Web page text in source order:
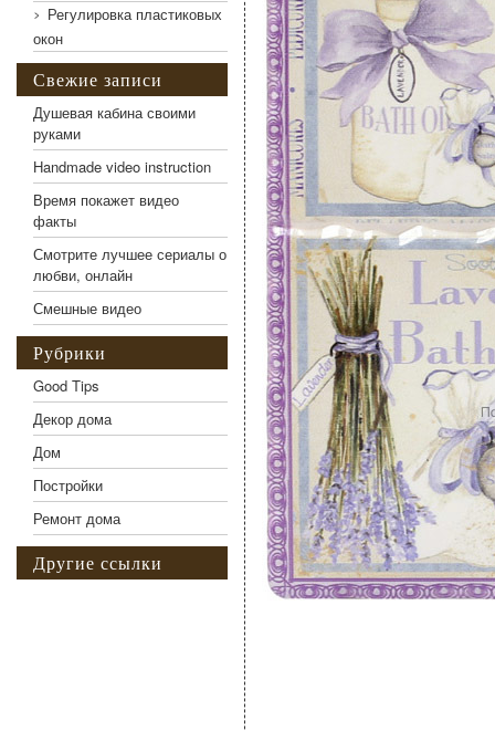
Регулировка пластиковых
окон
Свежие записи
Душевая кабина своими
руками
Handmade video instruction
Время покажет видео
факты
Смотрите лучшее сериалы о
любви, онлайн
Смешные видео
Рубрики
Good Tips
Декор дома
Дом
Постройки
Ремонт дома
Другие ссылки